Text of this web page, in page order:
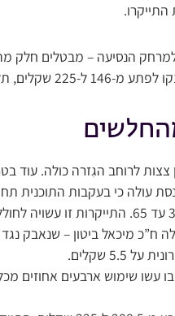
למרחק הנסיעה – מבטלים חלק
בקיצור, בלגן אינסופי.
צצות לרוחב הגִזרה כולה.
כי בעקבות התוכנית
בתחבורה הציבורית – אזרחים בני 30
ח”כ מיכאל ביטון – שנאבק
שקלים.
עשו שימוש ארבעים אחוזים